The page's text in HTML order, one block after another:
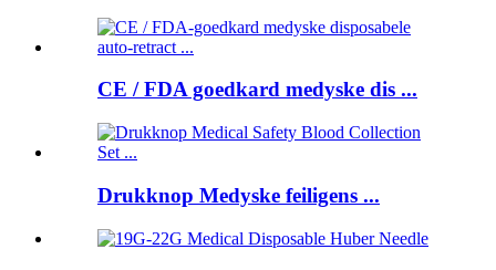
CE / FDA goedkard medyske dis ...
Drukknop Medyske feiligens ...